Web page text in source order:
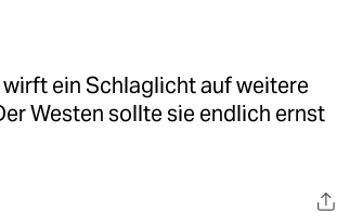
ein Schlaglicht auf weitere
Westen sollte sie endlich ernst